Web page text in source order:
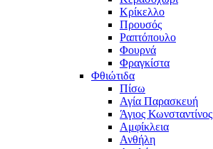
Κρίκελλο
Προυσός
Ραπτόπουλο
Φουρνά
Φραγκίστα
Φθιώτιδα
Πίσω
Αγία Παρασκευή
Άγιος Κωνσταντίνος
Αμφίκλεια
Ανθήλη